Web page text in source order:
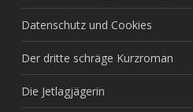
Datenschutz und Cookies
Der dritte schräge Kurzroman
Die Jetlagjägerin